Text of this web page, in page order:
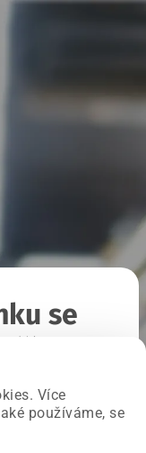
Více
používáme, se
se
ji opravujeme.
stránku.